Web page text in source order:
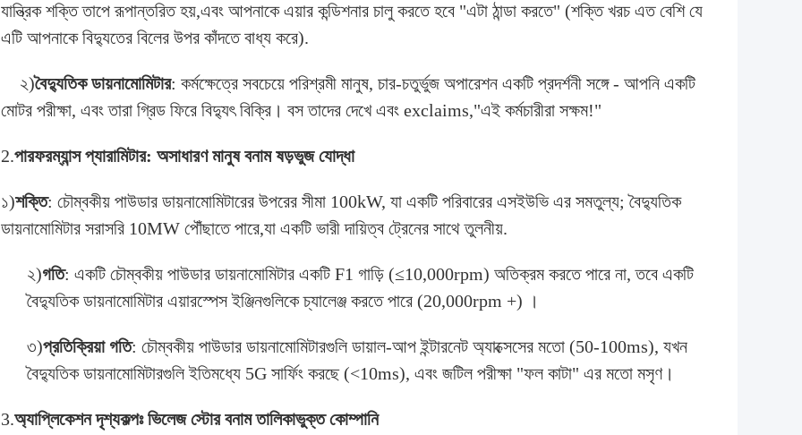
যান্ত্রিক শক্তি তাপে রূপান্তরিত হয়,এবং আপনাকে এয়ার কন্ডিশনার চালু করতে হবে "এটা ঠান্ডা করতে" (শক্তি খরচ এত বেশি যে
এটি আপনাকে বিদ্যুতের বিলের উপর কাঁদতে বাধ্য করে).
২)বৈদ্যুতিক ডায়নামোমিটার: কর্মক্ষেত্রে সবচেয়ে পরিশ্রমী মানুষ, চার-চতুর্ভুজ অপারেশন একটি প্রদর্শনী সঙ্গে - আপনি একটি
মোটর পরীক্ষা, এবং তারা গ্রিড ফিরে বিদ্যুৎ বিক্রি। বস তাদের দেখে এবং exclaims,"এই কর্মচারীরা সক্ষম!"
2.পারফরম্যান্স প্যারামিটার: অসাধারণ মানুষ বনাম ষড়ভুজ যোদ্ধা
১)শক্তি: চৌম্বকীয় পাউডার ডায়নামোমিটারের উপরের সীমা 100kW, যা একটি পরিবারের এসইউভি এর সমতুল্য; বৈদ্যুতিক
ডায়নামোমিটার সরাসরি 10MW পৌঁছাতে পারে,যা একটি ভারী দায়িত্ব ট্রেনের সাথে তুলনীয়.
২)গতি: একটি চৌম্বকীয় পাউডার ডায়নামোমিটার একটি F1 গাড়ি (≤10,000rpm) অতিক্রম করতে পারে না, তবে একটি
বৈদ্যুতিক ডায়নামোমিটার এয়ারস্পেস ইঞ্জিনগুলিকে চ্যালেঞ্জ করতে পারে (20,000rpm +) ।
৩)প্রতিক্রিয়া গতি: চৌম্বকীয় পাউডার ডায়নামোমিটারগুলি ডায়াল-আপ ইন্টারনেট অ্যাক্সেসের মতো (50-100ms), যখন
বৈদ্যুতিক ডায়নামোমিটারগুলি ইতিমধ্যে 5G সার্ফিং করছে (<10ms), এবং জটিল পরীক্ষা "ফল কাটা" এর মতো মসৃণ।
3.অ্যাপ্লিকেশন দৃশ্যকল্পঃ ভিলেজ স্টোর বনাম তালিকাভুক্ত কোম্পানি